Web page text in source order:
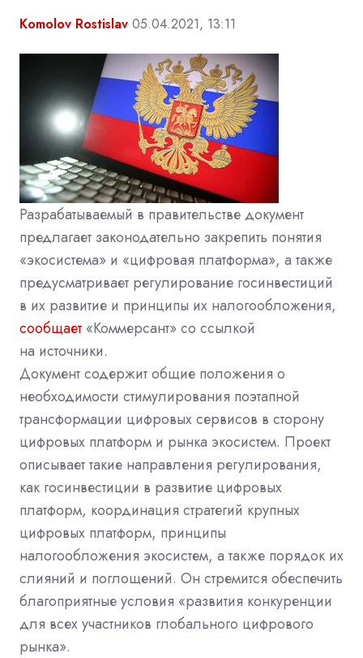
Komolov Rostislav 05.04.2021, 13:11
Разрабатываемый в правительстве документ
предлагает законодательно закрепить понятия
«экосистема» и «цифровая платформа», а также
предусматривает регулирование госинвестиций
в их развитие и принципы их налогообложения,
сообщает «Коммерсант» со ссылкой
на источники.
Документ содержит общие положения о
необходимости стимулирования поэтапной
трансформации цифровых сервисов в сторону
цифровых платформ и рынка экосистем. Проект
описывает такие направления регулирования,
как госинвестиции в развитие цифровых
платформ, координация стратегий крупных
цифровых платформ, принципы
налогообложения экосистем, а также порядок их
слияний и поглощений. Он стремится обеспечить
благоприятные условия «развития конкуренции
для всех участников глобального цифрового
рынка».